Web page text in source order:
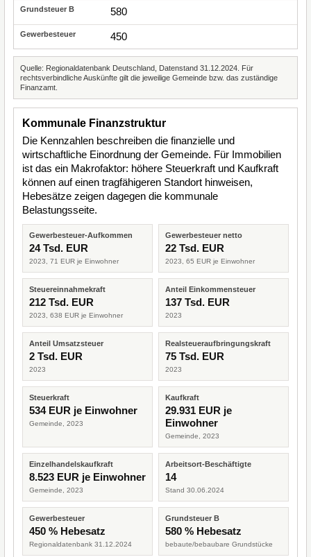
580
450
Quelle: Regionaldatenbank Deutschland, Datenstand 31.12.2024. Für
rechtsverbindliche Auskünfte gilt die jeweilige Gemeinde bzw. das zuständige
Finanzamt.
Kommunale Finanzstruktur
Die Kennzahlen beschreiben die finanzielle und
wirtschaftliche Einordnung der Gemeinde. Für Immobilien
ist das ein Makrofaktor: höhere Steuerkraft und Kaufkraft
können auf einen tragfähigeren Standort hinweisen,
Hebesätze zeigen dagegen die kommunale
Belastungsseite.
Gewerbesteuer-Aufkommen
24 Tsd. EUR
2023, 71 EUR je Einwohner
Gewerbesteuer netto
22 Tsd. EUR
2023, 65 EUR je Einwohner
Steuereinnahmekraft
212 Tsd. EUR
2023, 638 EUR je Einwohner
Anteil Einkommensteuer
137 Tsd. EUR
2023
Anteil Umsatzsteuer
2 Tsd. EUR
2023
Realsteueraufbringungskraft
75 Tsd. EUR
2023
Steuerkraft
534 EUR je Einwohner
Gemeinde, 2023
Kaufkraft
29.931 EUR je
Einwohner
Gemeinde, 2023
Einzelhandelskaufkraft
8.523 EUR je Einwohner
Gemeinde, 2023
Arbeitsort-Beschäftigte
14
Stand 30.06.2024
Gewerbesteuer
450 % Hebesatz
Regionaldatenbank 31.12.2024
Grundsteuer B
580 % Hebesatz
bebaute/bebaubare Grundstücke